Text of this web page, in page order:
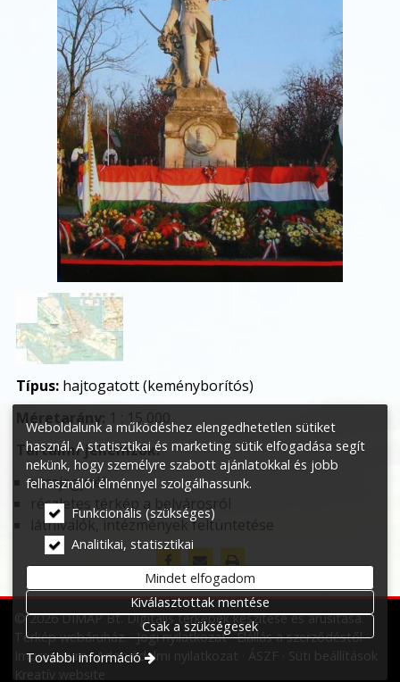
Típus: hajtogatott (keményborítós)
Méretarány: 1 : 15 000
Tartalmi jellemzők:
utcajegyzék
részletes térkép a belvárosról
látnivalók, intézmények feltüntetése
© 2026 DIMAP Bt. Digitális térképek készítése és árusítása.
Térkép webáruház. Jogi nyilatkozat Elállás a szerződéstől
Impresszum Adatvédelmi nyilatkozat ÁSZF
Süti beállítások
Kreatív website
Weboldalunk a működéshez elengedhetetlen sütiket
használ. A statisztikai és marketing sütik elfogadása segít
nekünk, hogy személyre szabott ajánlatokkal és jobb
felhasználói élménnyel szolgálhassunk.
Funkcionális (szükséges)
Analitikai, statisztikai
Mindet elfogadom
Kiválasztottak mentése
Csak a szükségesek
További információ